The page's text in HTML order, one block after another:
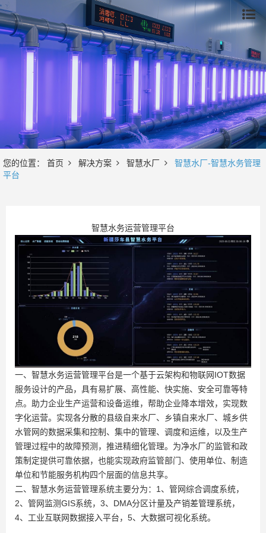
您的位置： 首页 解决方案 智慧水厂
智慧水厂-智慧水务管理
平台
智慧水务运营管理平台
一、智慧水务运营管理平台是一个基于云架构和物联网IOT数据
服务设计的产品，具有易扩展、高性能、快实施、安全可靠等特
点。助力企业生产运营和设备运维，帮助企业降本增效，实现数
字化运营。实现各分散的县级自来水厂、乡镇自来水厂、城乡供
水管网的数据采集和控制、集中的管理、调度和运维，以及生产
管理过程中的故障预测，推进精细化管理。为净水厂的监管和政
策制定提供可靠依据，也能实现政府监管部门、使用单位、制造
单位和节能服务机构四个层面的信息共享。
二、智慧水务运营管理系统主要分为： 1、管网综合调度系统，
2、管网监测GIS系统， 3、 DMA分区计量及产销差管理系统，
4、工业互联网数据接入平台， 5、大数据可视化系统。